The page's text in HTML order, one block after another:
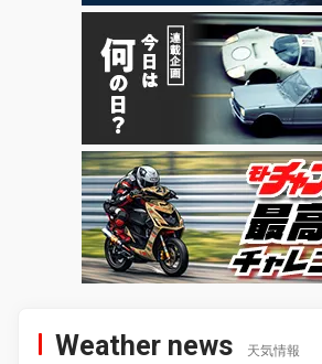
Weather news 天気情報